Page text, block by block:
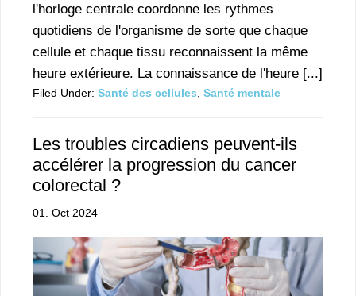
l'horloge centrale coordonne les rythmes
quotidiens de l'organisme de sorte que chaque
cellule et chaque tissu reconnaissent la même
heure extérieure. La connaissance de l'heure [...]
Filed Under: Santé des cellules Santé mentale
Les troubles circadiens peuvent-ils
accélérer la progression du cancer
colorectal ?
01. Oct 2024